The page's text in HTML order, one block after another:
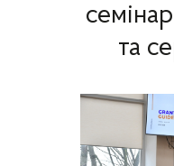
та